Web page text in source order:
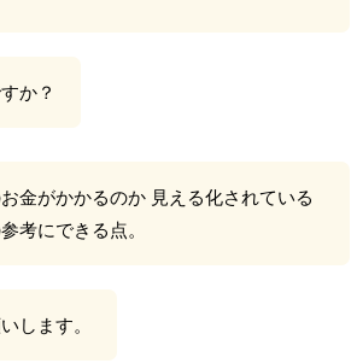
か？
金がかかるのか 見える化されている
考にできる点。
します。